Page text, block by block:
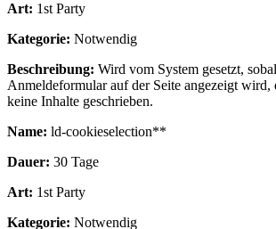
Art: 1st Party
Kategorie: Notwendig
Beschreibung: Wird vom System gesetzt,
Anmeldeformular auf der Seite angezeigt wird,
keine Inhalte geschrieben.
Name: ld-cookieselection**
Dauer: 30 Tage
Art: 1st Party
Kategorie: Notwendig